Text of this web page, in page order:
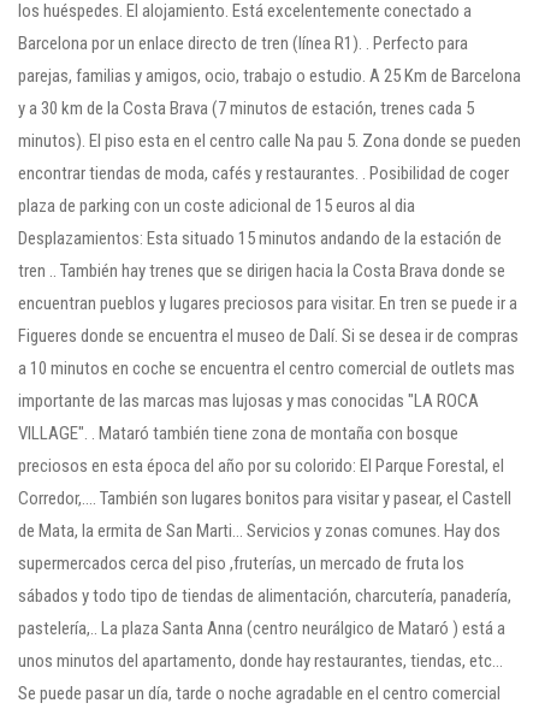
los huéspedes. El alojamiento. Está excelentemente conectado a
Barcelona por un enlace directo de tren (línea R1). . Perfecto para
parejas, familias y amigos, ocio, trabajo o estudio. A 25 Km de Barcelona
y a 30 km de la Costa Brava (7 minutos de estación, trenes cada 5
minutos). El piso esta en el centro calle Na pau 5. Zona donde se pueden
encontrar tiendas de moda, cafés y restaurantes. . Posibilidad de coger
plaza de parking con un coste adicional de 15 euros al dia
Desplazamientos: Esta situado 15 minutos andando de la estación de
tren .. También hay trenes que se dirigen hacia la Costa Brava donde se
encuentran pueblos y lugares preciosos para visitar. En tren se puede ir a
Figueres donde se encuentra el museo de Dalí. Si se desea ir de compras
a 10 minutos en coche se encuentra el centro comercial de outlets mas
importante de las marcas mas lujosas y mas conocidas "LA ROCA
VILLAGE". . Mataró también tiene zona de montaña con bosque
preciosos en esta época del año por su colorido: El Parque Forestal, el
Corredor,.... También son lugares bonitos para visitar y pasear, el Castell
de Mata, la ermita de San Marti... Servicios y zonas comunes. Hay dos
supermercados cerca del piso ,fruterías, un mercado de fruta los
sábados y todo tipo de tiendas de alimentación, charcutería, panadería,
pastelería,.. La plaza Santa Anna (centro neurálgico de Mataró ) está a
unos minutos del apartamento, donde hay restaurantes, tiendas, etc…
Se puede pasar un día, tarde o noche agradable en el centro comercial